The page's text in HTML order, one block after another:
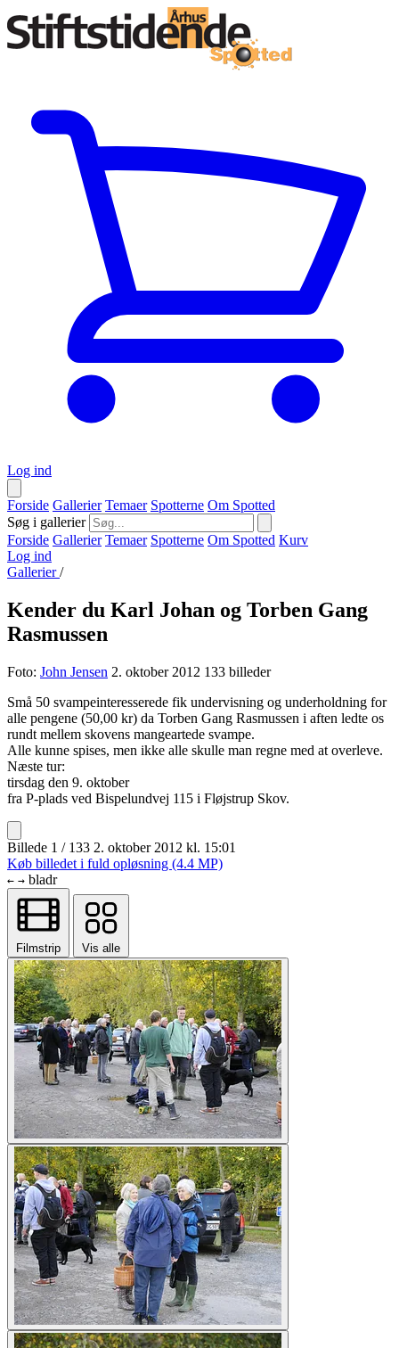
Log ind
Forside Gallerier Temaer Spotterne Om Spotted
Søg i gallerier
Forside Gallerier Temaer Spotterne Om Spotted Kurv
Log ind
Gallerier/
Kender du Karl Johan og Torben Gang
Rasmussen
Foto: John Jensen 2. oktober 2012 133 billeder
Små 50 svampeinteresserede fik undervisning og underholdning for
alle pengene (50,00 kr) da Torben Gang Rasmussen i aften ledte os
rundt mellem skovens mangeartede svampe.
Alle kunne spises, men ikke alle skulle man regne med at overleve.
Næste tur:
tirsdag den 9. oktober
fra P-plads ved Bispelundvej 115 i Fløjstrup Skov.
Billede 1 / 133 2. oktober 2012 kl. 15:01
Køb billedet i fuld opløsning (4.4 MP)
← → bladr
Filmstrip Vis alle